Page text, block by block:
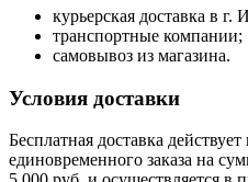
курьерская доставка в г.
транспортные компании;
самовывоз из магазина.
Условия доставки
Бесплатная доставка
единовременного заказа на